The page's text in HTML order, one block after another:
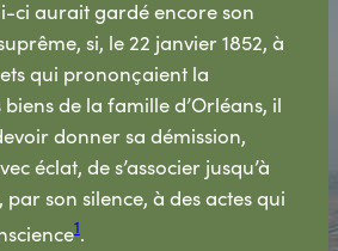
ci aurait gardé encore son
si, le 22 janvier 1852, à
qui prononçaient la
de la famille d’Orléans, il
donner sa démission,
éclat, de s’associer jusqu’à
son silence, à des actes qui
1.